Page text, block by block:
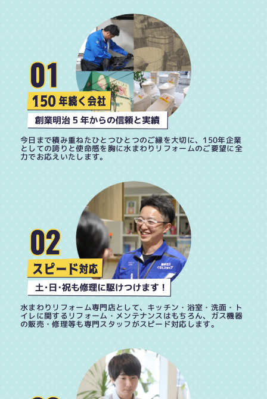
今日まで積み重ねたひとつひとつのご縁を大切に、150年企業
としての誇りと使命感を胸に水まわりリフォームのご要望に全
力でお応えいたします。
水まわりリフォーム専門店として、キッチン・浴室・洗面・ト
イレに関するリフォーム・メンテナンスはもちろん、ガス機器
の販売・修理等も専門スタッフがスピード対応します。